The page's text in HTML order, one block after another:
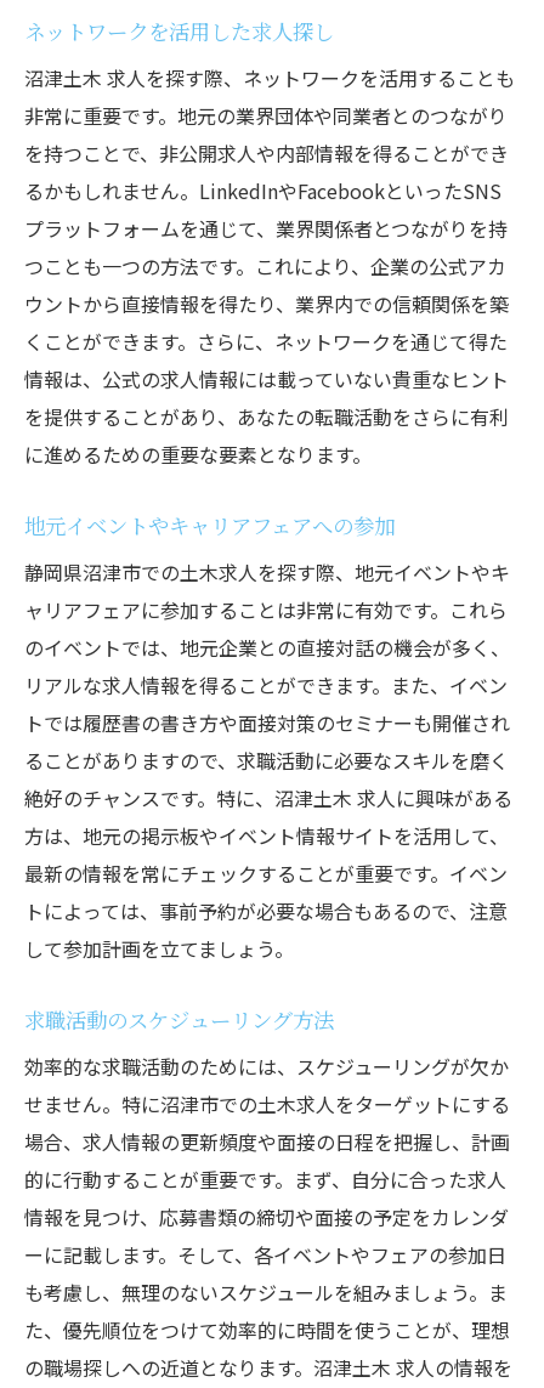
ネットワークを活用した求人探し
沼津土木 求人を探す際、ネットワークを活用することも
非常に重要です。地元の業界団体や同業者とのつながり
を持つことで、非公開求人や内部情報を得ることができ
るかもしれません。LinkedInやFacebookといったSNS
プラットフォームを通じて、業界関係者とつながりを持
つことも一つの方法です。これにより、企業の公式アカ
ウントから直接情報を得たり、業界内での信頼関係を築
くことができます。さらに、ネットワークを通じて得た
情報は、公式の求人情報には載っていない貴重なヒント
を提供することがあり、あなたの転職活動をさらに有利
に進めるための重要な要素となります。
地元イベントやキャリアフェアへの参加
静岡県沼津市での土木求人を探す際、地元イベントやキ
ャリアフェアに参加することは非常に有効です。これら
のイベントでは、地元企業との直接対話の機会が多く、
リアルな求人情報を得ることができます。また、イベン
トでは履歴書の書き方や面接対策のセミナーも開催され
ることがありますので、求職活動に必要なスキルを磨く
絶好のチャンスです。特に、沼津土木 求人に興味がある
方は、地元の掲示板やイベント情報サイトを活用して、
最新の情報を常にチェックすることが重要です。イベン
トによっては、事前予約が必要な場合もあるので、注意
して参加計画を立てましょう。
求職活動のスケジューリング方法
効率的な求職活動のためには、スケジューリングが欠か
せません。特に沼津市での土木求人をターゲットにする
場合、求人情報の更新頻度や面接の日程を把握し、計画
的に行動することが重要です。まず、自分に合った求人
情報を見つけ、応募書類の締切や面接の予定をカレンダ
ーに記載します。そして、各イベントやフェアの参加日
も考慮し、無理のないスケジュールを組みましょう。ま
た、優先順位をつけて効率的に時間を使うことが、理想
の職場探しへの近道となります。沼津土木 求人の情報を